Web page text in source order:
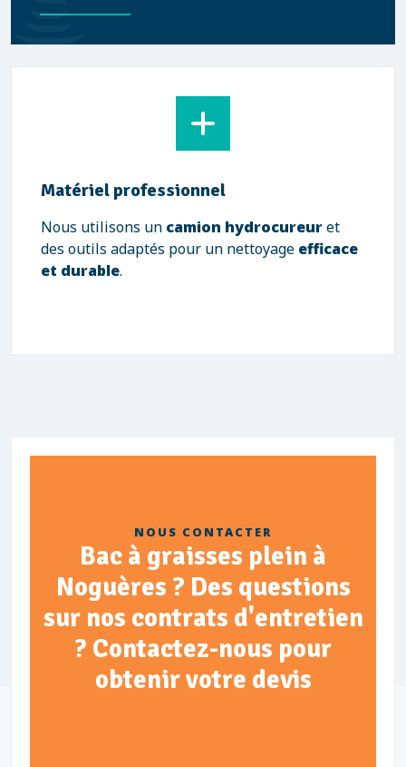
Matériel professionnel
Nous utilisons un camion hydrocureuret
des outils adaptés pour un nettoyage efficace
et durable.
NOUS CONTACTER
Bac à graisses plein à
Noguères ? Des questions
sur nos contrats d'entretien
? Contactez-nous pour
obtenir votre devis